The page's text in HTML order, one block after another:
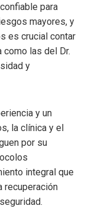
para
mayores, y
es crucial contar
las del Dr.
y
y un
la clínica y el
por su
integral que
recuperación